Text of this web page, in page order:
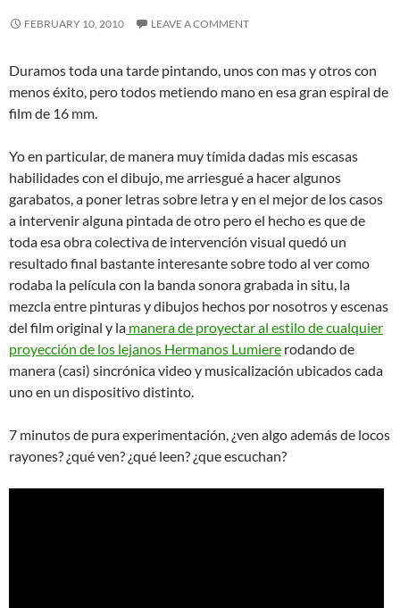
FEBRUARY 10, 2010 LEAVE A COMMENT
Duramos toda una tarde pintando, unos con mas y otros con
menos éxito, pero todos metiendo mano en esa gran espiral de
film de 16 mm.
Yo en particular, de manera muy tímida dadas mis escasas
habilidades con el dibujo, me arriesgué a hacer algunos
garabatos, a poner letras sobre letra y en el mejor de los casos
a intervenir alguna pintada de otro pero el hecho es que de
toda esa obra colectiva de intervención visual quedó un
resultado final bastante interesante sobre todo al ver como
rodaba la película con la banda sonora grabada in situ, la
mezcla entre pinturas y dibujos hechos por nosotros y escenas
del film original y la manera de proyectar al estilo de cualquier
proyección de los lejanos Hermanos Lumiere rodando de
manera (casi) sincrónica video y musicalización ubicados cada
uno en un dispositivo distinto.
7 minutos de pura experimentación, ¿ven algo además de locos
rayones? ¿qué ven? ¿qué leen? ¿que escuchan?